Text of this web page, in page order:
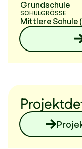
Grundschule
SCHULGRÖSSE
Mittlere Schule